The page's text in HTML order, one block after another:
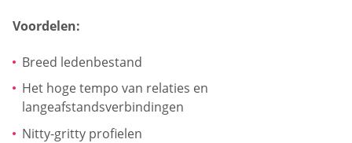
Voordelen:
Breed ledenbestand
Het hoge tempo van relaties en
langeafstandsverbindingen
Nitty-gritty profielen